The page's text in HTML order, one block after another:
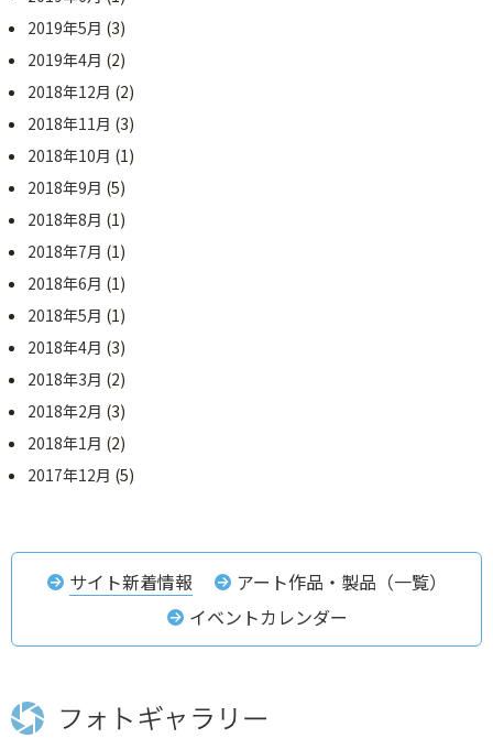
2019年5月 (3)
2019年4月 (2)
2018年12月 (2)
2018年11月 (3)
2018年10月 (1)
2018年9月 (5)
2018年8月 (1)
2018年7月 (1)
2018年6月 (1)
2018年5月 (1)
2018年4月 (3)
2018年3月 (2)
2018年2月 (3)
2018年1月 (2)
2017年12月 (5)
サイト新着情報
アート作品・製品（一覧）
イベントカレンダー